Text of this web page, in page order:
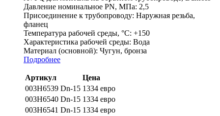
Давление номинальное PN, МПа: 2,5
Присоединение к трубопроводу: Наружная резьба,
фланец
Температура рабочей среды, °С: +150
Характеристика рабочей среды: Вода
Материал (основной): Чугун, бронза
Подробнее
Артикул
Цена
003H6539 Dn-15 1334 евро
003H6540 Dn-15 1334 евро
003H6541 Dn-15 1334 евро